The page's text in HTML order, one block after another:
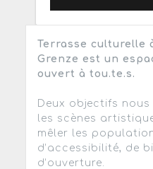
Terrasse culturelle
Grenze est un
ouvert à tou.te.s.
Deux objectifs
les scènes
mêler les
d’accessibilité, de
d’ouverture.